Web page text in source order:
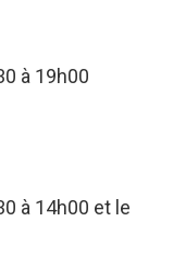
à 19h00
à 14h00 et le